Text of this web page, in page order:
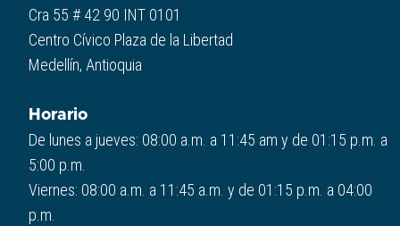
Cra 55 # 42 90 INT 0101
Centro Cívico Plaza de la Libertad
Medellín, Antioquia
Horario
De lunes a jueves: 08:00 a.m. a 11:45 am y de 01:15 p.m. a
5:00 p.m.
Viernes: 08:00 a.m. a 11:45 a.m. y de 01:15 p.m. a 04:00
p.m.